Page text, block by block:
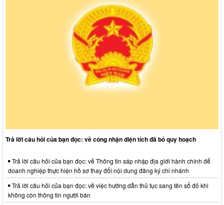
Trả lời câu hỏi của bạn đọc: về công nhận diện tích đã bỏ quy hoạch
Trả lời câu hỏi của bạn đọc: về Thông tin sáp nhập địa giới hành chính để
doanh nghiệp thực hiện hồ sơ thay đổi nội dung đăng ký chi nhánh
Trả lời câu hỏi của bạn đọc: về việc hướng dẫn thủ tục sang tên sổ đỏ khi
không còn thông tin người bán